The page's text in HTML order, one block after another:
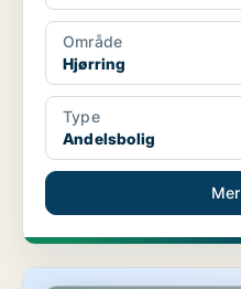
Område
Hjørring
Type
Andelsbolig
Andelsbolig i Løkken